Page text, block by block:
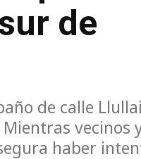
de
de calle
vecinos
haber